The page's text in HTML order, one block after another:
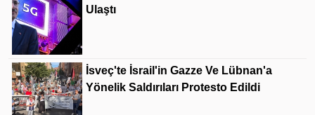
Ulaştı
İsveç'te İsrail'in Gazze Ve Lübnan'a
Yönelik Saldırıları Protesto Edildi